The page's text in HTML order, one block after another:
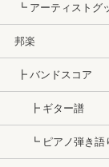
┗ アーティストグ
邦楽
┣ バンドスコア
┣ ギター譜
┗ ピアノ弾き語